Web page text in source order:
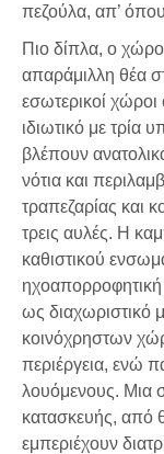
πεζούλα, απ’
Πιο δίπλα, ο
απαράμιλλη θέα
εσωτερικοί
ιδιωτικό με τρία
βλέπουν
νότια και
τραπεζαρίας και
τρεις αυλές. Η
καθιστικού
ηχοαπορροφητική
ως διαχωριστικό
κοινόχρηστων
περιέργεια, ενώ
λουόμενους. Μια
κατασκευής, από
εμπεριέχουν